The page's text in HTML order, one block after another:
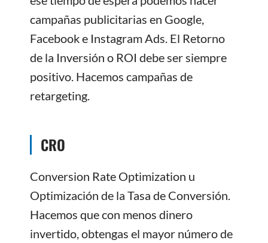
campañas publicitarias en Google,
Facebook e Instagram Ads. El Retorno
de la Inversión o ROI debe ser siempre
positivo. Hacemos campañas de
retargeting.
CRO
Conversion Rate Optimization u
Optimización de la Tasa de Conversión.
Hacemos que con menos dinero
invertido, obtengas el mayor número de